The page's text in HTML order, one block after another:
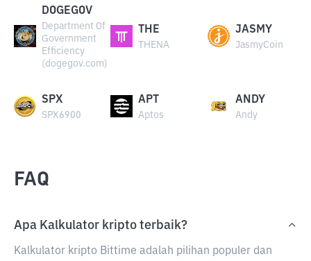
DOGEGOV
Department Of
Government
Efficiency
(dogegov.com)
THE
THENA
JASMY
JasmyCoin
SPX
SPX6900
APT
Aptos
ANDY
Andy
FAQ
Apa Kalkulator kripto terbaik?
Kalkulator kripto Bittime adalah pilihan populer dan